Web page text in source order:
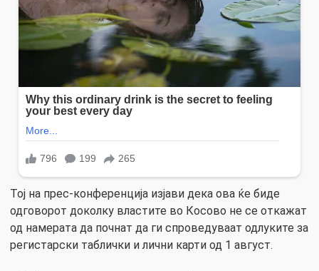
Тој на прес-конференција изјави дека ова ќе биде
одговорот доколку властите во Косово не се откажат
од намерата да почнат да ги спроведуваат одлуките за
регистарски таблички и лични карти од 1 август.